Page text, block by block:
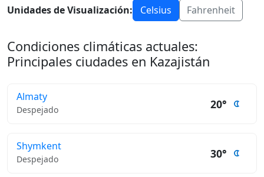
Unidades de Visualización: Celsius Fahrenheit
Condiciones climáticas actuales:
Principales ciudades en Kazajistán
Almaty
Despejado 20°
Shymkent
Despejado 30°